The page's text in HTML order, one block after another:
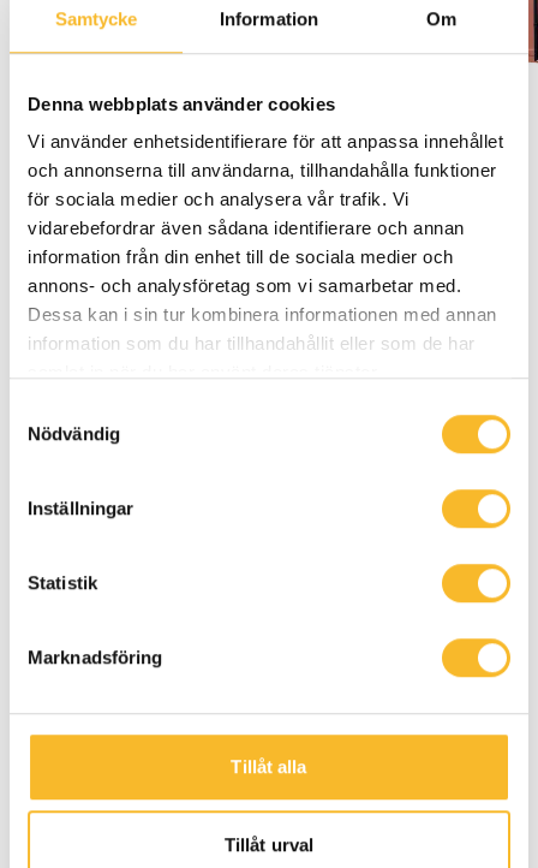
Samtycke Information Om
Denna webbplats använder cookies
Vi använder enhetsidentifierare för att anpassa innehållet
och annonserna till användarna, tillhandahålla funktioner
för sociala medier och analysera vår trafik. Vi
vidarebefordrar även sådana identifierare och annan
information från din enhet till de sociala medier och
annons- och analysföretag som vi samarbetar med.
Dessa kan i sin tur kombinera informationen med annan
information som du har tillhandahållit eller som de har
Nödvändig
Inställningar
Statistik
Marknadsföring
Tillåt alla
Tillåt urval
Kompletterande tjänster
håller anläggningen i gång
att säkra driften av din
elkraftsanläggning och slipper
kostsamma avbrott.